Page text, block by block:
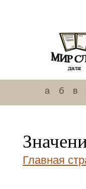
а б в
Главная